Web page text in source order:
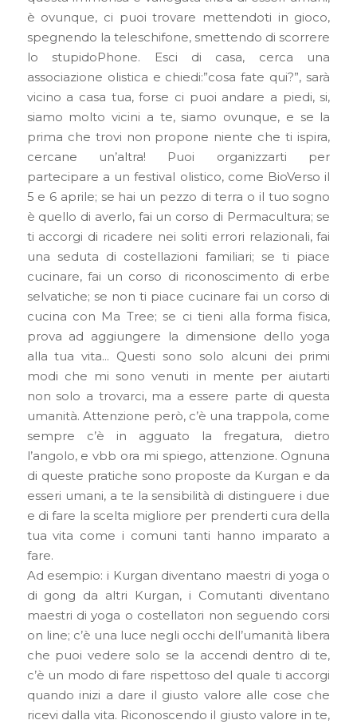
è ovunque, ci puoi trovare mettendoti in gioco,
spegnendo la teleschifone, smettendo di scorrere
lo stupidoPhone. Esci di casa, cerca una
associazione olistica e chiedi:”cosa fate qui?”, sarà
vicino a casa tua, forse ci puoi andare a piedi, si,
siamo molto vicini a te, siamo ovunque, e se la
prima che trovi non propone niente che ti ispira,
cercane un’altra! Puoi organizzarti per
partecipare a un festival olistico, come BioVerso il
5 e 6 aprile; se hai un pezzo di terra o il tuo sogno
è quello di averlo, fai un corso di Permacultura; se
ti accorgi di ricadere nei soliti errori relazionali, fai
una seduta di costellazioni familiari; se ti piace
cucinare, fai un corso di riconoscimento di erbe
selvatiche; se non ti piace cucinare fai un corso di
cucina con Ma Tree; se ci tieni alla forma fisica,
prova ad aggiungere la dimensione dello yoga
alla tua vita… Questi sono solo alcuni dei primi
modi che mi sono venuti in mente per aiutarti
non solo a trovarci, ma a essere parte di questa
umanità. Attenzione però, c’è una trappola, come
sempre c’è in agguato la fregatura, dietro
l’angolo, e vbb ora mi spiego, attenzione. Ognuna
di queste pratiche sono proposte da Kurgan e da
esseri umani, a te la sensibilità di distinguere i due
e di fare la scelta migliore per prenderti cura della
tua vita come i comuni tanti hanno imparato a
fare.
Ad esempio: i Kurgan diventano maestri di yoga o
di gong da altri Kurgan, i Comutanti diventano
maestri di yoga o costellatori non seguendo corsi
on line; c’è una luce negli occhi dell’umanità libera
che puoi vedere solo se la accendi dentro di te,
c’è un modo di fare rispettoso del quale ti accorgi
quando inizi a dare il giusto valore alle cose che
ricevi dalla vita. Riconoscendo il giusto valore in te,